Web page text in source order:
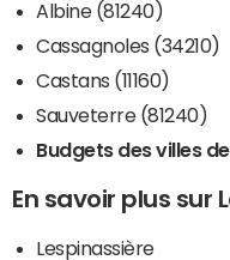
Albine (81240)
Cassagnoles (34210)
Castans (11160)
Sauveterre (81240)
Budgets des villes
En savoir plus sur
Lespinassière